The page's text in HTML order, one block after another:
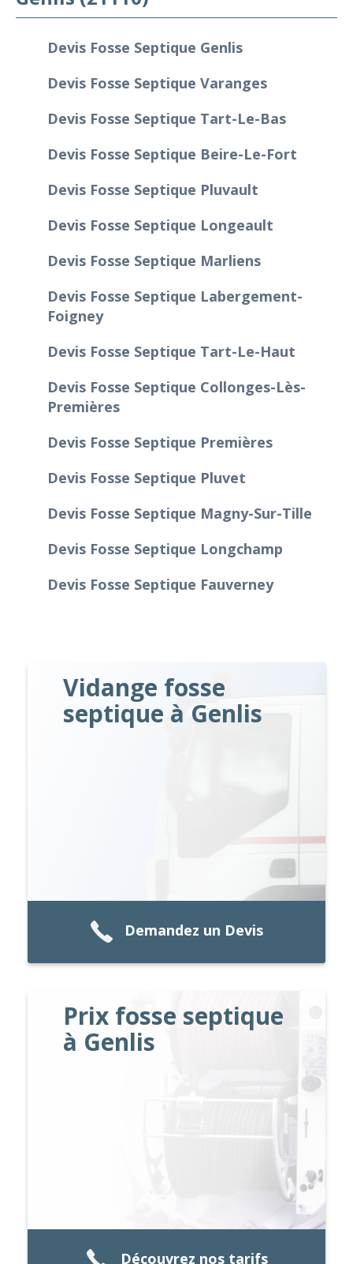
Devis Fosse Septique Genlis
Devis Fosse Septique Varanges
Devis Fosse Septique Tart-Le-Bas
Devis Fosse Septique Beire-Le-Fort
Devis Fosse Septique Pluvault
Devis Fosse Septique Longeault
Devis Fosse Septique Marliens
Devis Fosse Septique Labergement-
Foigney
Devis Fosse Septique Tart-Le-Haut
Devis Fosse Septique Collonges-Lès-
Premières
Devis Fosse Septique Premières
Devis Fosse Septique Pluvet
Devis Fosse Septique Magny-Sur-Tille
Devis Fosse Septique Longchamp
Devis Fosse Septique Fauverney
Vidange fosse
septique à Genlis
Demandez un Devis
Prix fosse septique
à Genlis
Découvrez nos tarifs